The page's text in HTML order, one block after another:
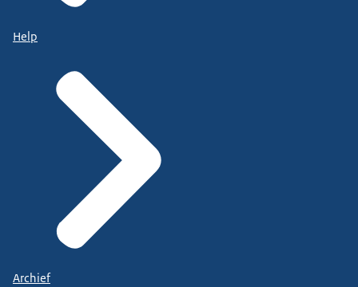
Help
Archief